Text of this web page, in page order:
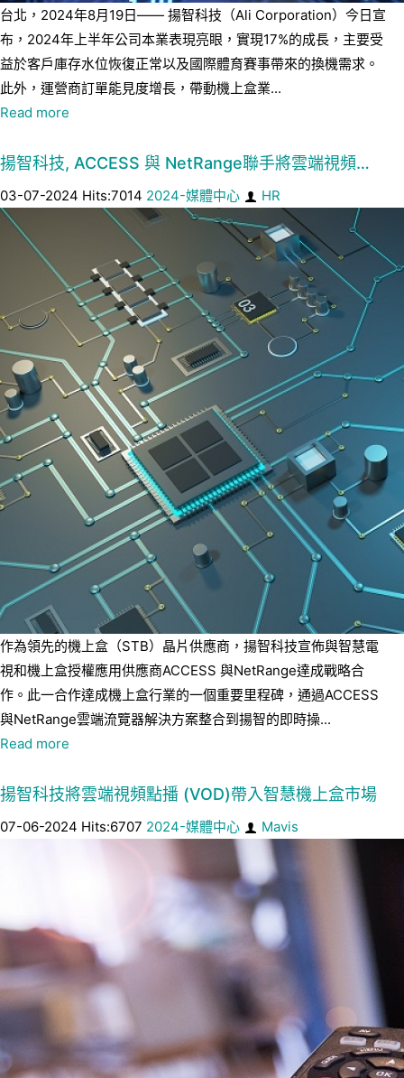
台北，2024年8月19日—— 揚智科技（Ali Corporation）今日宣
布，2024年上半年公司本業表現亮眼，實現17%的成長，主要受
益於客戶庫存水位恢復正常以及國際體育賽事帶來的換機需求。
此外，運營商訂單能見度增長，帶動機上盒業...
Read more
揚智科技, ACCESS 與 NetRange聯手將雲端視頻…
03-07-2024 Hits:7014 2024-媒體中心 HR
作為領先的機上盒（STB）晶片供應商，揚智科技宣佈與智慧電
視和機上盒授權應用供應商ACCESS 與NetRange達成戰略合
作。此一合作達成機上盒行業的一個重要里程碑，通過ACCESS
與NetRange雲端流覽器解決方案整合到揚智的即時操...
Read more
揚智科技將雲端視頻點播 (VOD)帶入智慧機上盒市場
07-06-2024 Hits:6707 2024-媒體中心 Mavis